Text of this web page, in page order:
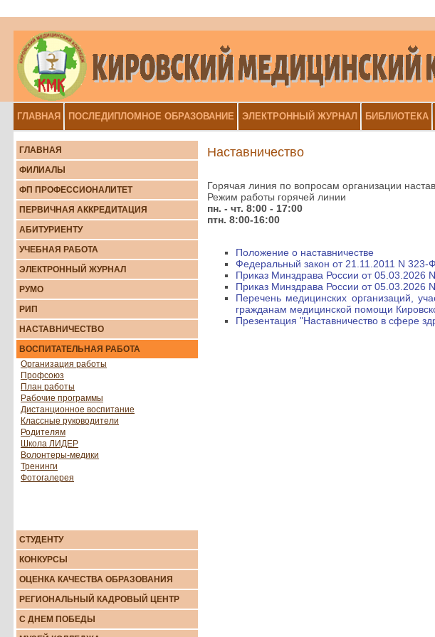
ГЛАВНАЯ ПОСЛЕДИПЛОМНОЕ ОБРАЗОВАНИЕ ЭЛЕКТРОННЫЙ ЖУРНАЛ БИБЛИОТЕКА
ГЛАВНАЯ
ФИЛИАЛЫ
ФП ПРОФЕССИОНАЛИТЕТ
ПЕРВИЧНАЯ АККРЕДИТАЦИЯ
АБИТУРИЕНТУ
УЧЕБНАЯ РАБОТА
ЭЛEКТРOННЫЙ ЖУРНAЛ
РУМО
РИП
НАСТАВНИЧЕСТВО
ВОСПИТАТЕЛЬНАЯ РАБОТА
Организация работы
Профсоюз
План работы
Рабочие программы
Дистанционное воспитание
Классные руководители
Родителям
Школа ЛИДЕР
Волонтеры-медики
Тренинги
Фотогалерея
СТУДЕНТУ
КОНКУРСЫ
ОЦЕНКА КАЧЕСТВА ОБРАЗОВАНИЯ
РЕГИОНАЛЬНЫЙ КАДРОВЫЙ ЦЕНТР
С ДНЕМ ПОБЕДЫ
Наставничество
Горячая линия по вопросам организации
Режим работы горячей линии
пн. - чт. 8:00 - 17:00
птн. 8:00-16:00
Положение о наставничестве
Федеральный закон от 21.11.2011 N
Приказ Минздрава России от 05.03.2026
Приказ Минздрава России от 05.03.2026
Перечень медицинских организаций,
гражданам медицинской помощи
Презентация "Наставничество в сфере